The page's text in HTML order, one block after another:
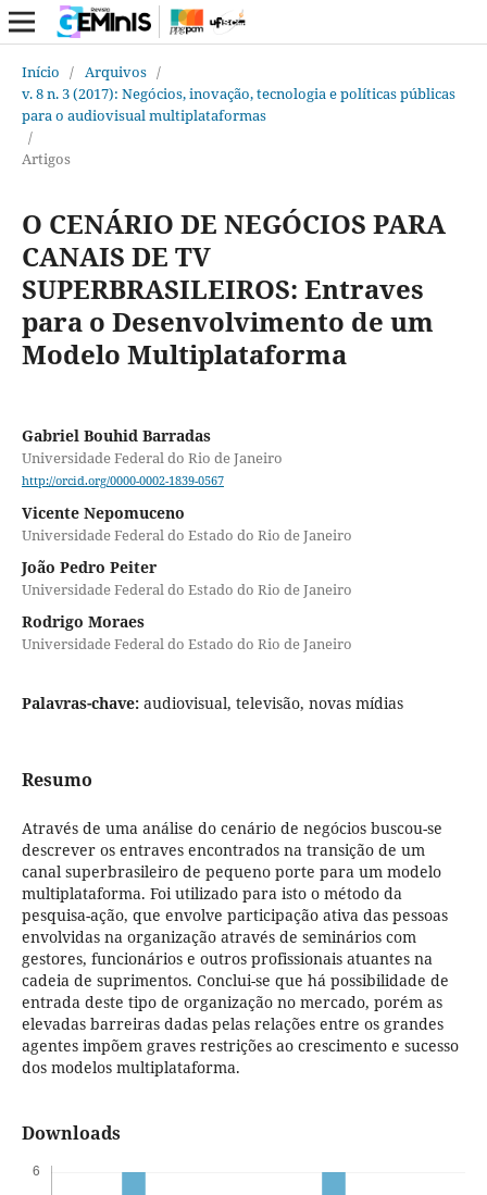
Início / Arquivos /
v. 8 n. 3 (2017): Negócios, inovação, tecnologia e políticas públicas
para o audiovisual multiplataformas
/
Artigos
O CENÁRIO DE NEGÓCIOS PARA
CANAIS DE TV
SUPERBRASILEIROS: Entraves
para o Desenvolvimento de um
Modelo Multiplataforma
Gabriel Bouhid Barradas
Universidade Federal do Rio de Janeiro
http://orcid.org/0000-0002-1839-0567
Vicente Nepomuceno
Universidade Federal do Estado do Rio de Janeiro
João Pedro Peiter
Universidade Federal do Estado do Rio de Janeiro
Rodrigo Moraes
Universidade Federal do Estado do Rio de Janeiro
Palavras-chave: audiovisual, televisão, novas mídias
Resumo
Através de uma análise do cenário de negócios buscou-se
descrever os entraves encontrados na transição de um
canal superbrasileiro de pequeno porte para um modelo
multiplataforma. Foi utilizado para isto o método da
pesquisa-ação, que envolve participação ativa das pessoas
envolvidas na organização através de seminários com
gestores, funcionários e outros profissionais atuantes na
cadeia de suprimentos. Conclui-se que há possibilidade de
entrada deste tipo de organização no mercado, porém as
elevadas barreiras dadas pelas relações entre os grandes
agentes impõem graves restrições ao crescimento e sucesso
dos modelos multiplataforma.
Downloads